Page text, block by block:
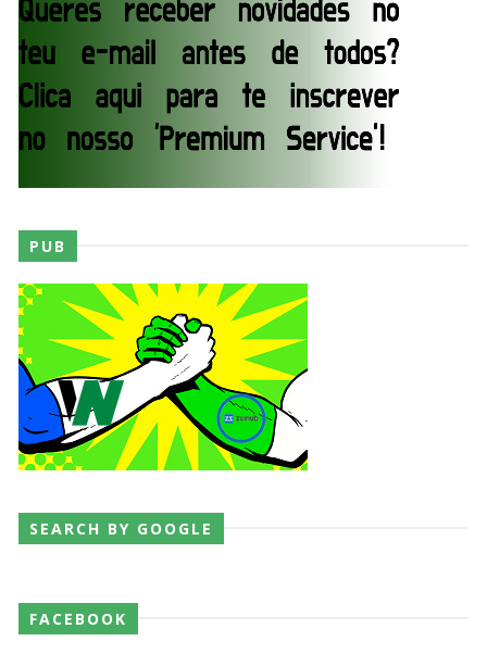
AEW: Buddy Matthews já está apto a regressar
aos ringues
SCSA867 Aug 08 2026
PUB
SEARCH BY GOOGLE
FACEBOOK